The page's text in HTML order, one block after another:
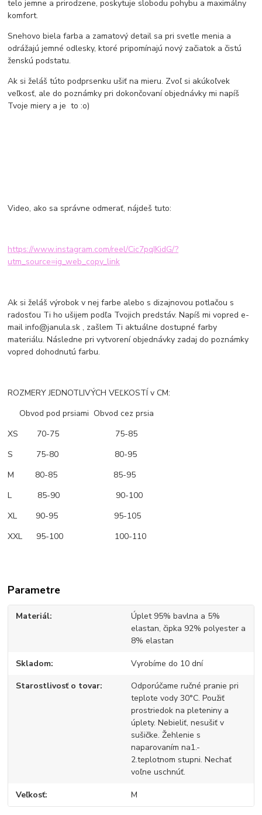
telo jemne a prirodzene, poskytuje slobodu pohybu a maximálny
komfort.
Snehovo biela farba a zamatový detail sa pri svetle menia a
odrážajú jemné odlesky, ktoré pripomínajú nový začiatok a čistú
ženskú podstatu.
Ak si želáš túto podprsenku ušiť na mieru. Zvoľ si akúkoľvek
veľkosť, ale do poznámky pri dokončovaní objednávky mi napíš
Tvoje miery a je to :o)
Video, ako sa správne odmerať, nájdeš tuto:
https://www.instagram.com/reel/Cic7pqIKidG/?
utm_source=ig_web_copy_link
Ak si želáš výrobok v nej farbe alebo s dizajnovou potlačou s
radosťou Ti ho ušijem podľa Tvojich predstáv. Napíš mi vopred e-
mail info@janula.sk , zašlem Ti aktuálne dostupné farby
materiálu. Následne pri vytvorení objednávky zadaj do poznámky
vopred dohodnutú farbu.
ROZMERY JEDNOTLIVÝCH VEĽKOSTÍ v CM:
Obvod pod prsiami Obvod cez prsia
XS 70-75 75-85
S 75-80 80-95
M 80-85 85-95
L 85-90 90-100
XL 90-95 95-105
XXL 95-100 100-110
Parametre
Materiál
Úplet 95% bavlna a 5%
elastan, čipka 92% polyester a
8% elastan
Skladom Vyrobíme do 10 dní
Starostlivosť o tovar
Odporúčame ručné pranie pri
teplote vody 30°C. Použiť
prostriedok na pleteniny a
úplety. Nebieliť, nesušiť v
sušičke. Žehlenie s
naparovaním na1.-
2.teplotnom stupni. Nechať
voľne uschnúť.
Veľkosť M